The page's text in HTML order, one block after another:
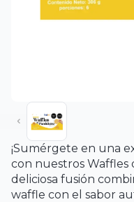
¡Sumérgete en una
con nuestros Waffles
deliciosa fusión
waffle con el sabor